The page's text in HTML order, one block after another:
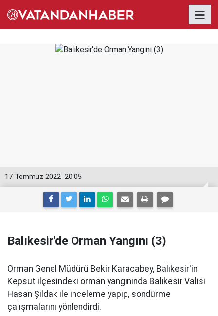
20:05
17 Temmuz 2022
Balıkesir'de Orman Yangını (3)
Orman Genel Müdürü Bekir Karacabey, Balıkesir'in
Kepsut ilçesindeki orman yangınında Balıkesir Valisi
Hasan Şıldak ile inceleme yapıp, söndürme
çalışmalarını yönlendirdi.